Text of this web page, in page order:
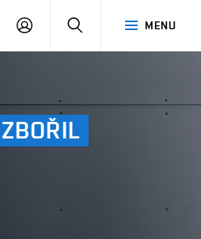
MENU
PŘIHLÁSIT
ZBOŘIL